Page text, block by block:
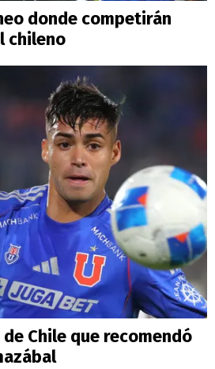
donde competirán
chileno
Chile que recomendó